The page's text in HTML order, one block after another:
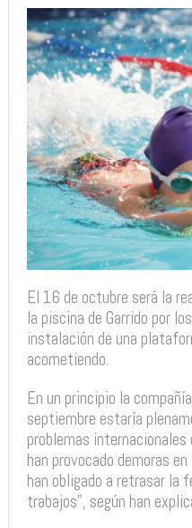
El 16 de octubre será la
la piscina de Garrido por
instalación de una
acometiendo.
En un principio la
septiembre estaría
problemas
han provocado demoras
han obligado a retrasar la
trabajos”, según han